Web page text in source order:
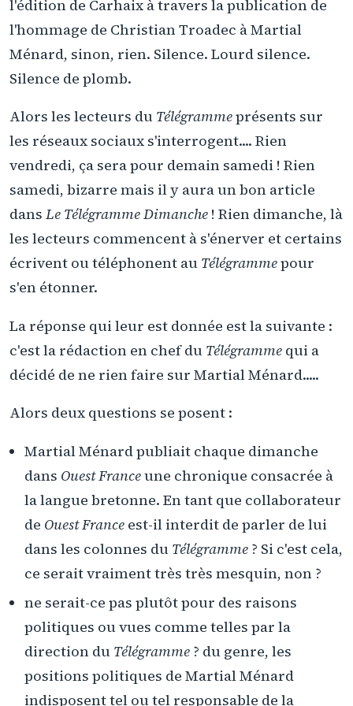
l'édition de Carhaix à travers la publication de
l'hommage de Christian Troadec à Martial
Ménard, sinon, rien. Silence. Lourd silence.
Silence de plomb.
Alors les lecteurs du Télégrammeprésents sur
les réseaux sociaux s'interrogent.... Rien
vendredi, ça sera pour demain samedi ! Rien
samedi, bizarre mais il y aura un bon article
dans Le Télégramme Dimanche ! Rien dimanche, là
les lecteurs commencent à s'énerver et certains
écrivent ou téléphonent au Télégrammepour
s'en étonner.
La réponse qui leur est donnée est la suivante :
c'est la rédaction en chef du Télégramme qui a
décidé de ne rien faire sur Martial Ménard.....
Alors deux questions se posent :
Martial Ménard publiait chaque dimanche
dans Ouest Franceune chronique consacrée à
la langue bretonne. En tant que collaborateur
de Ouest France est-il interdit de parler de lui
dans les colonnes du Télégramme ? Si c'est cela,
ce serait vraiment très très mesquin, non ?
ne serait-ce pas plutôt pour des raisons
politiques ou vues comme telles par la
direction du Télégramme ? du genre, les
positions politiques de Martial Ménard
indisposent tel ou tel responsable de la